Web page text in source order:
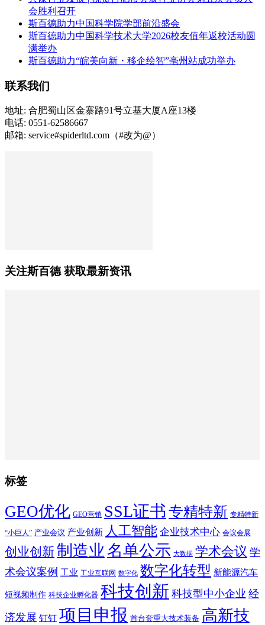
会胜利召开
斯百德助力中国科学院学部前沿盛会
斯百德助力中国科学技术大学2026校友值年返校活动圆
满举办
斯百德助力“皖美向新・移企绘智”亳州站成功举办
联系我们
地址: 合肥蜀山区金寨路91号立基大厦A座13楼
电话: 0551-62586667
邮箱: service#spiderltd.com（#改为@）
关注斯百德 获取最新资讯
标签
GEO优化 GEO营销 SSL证书 专精特新 专精特新
“小巨人” 产业会议 产业创新 人工智能 企业技术中心 会议会展
创业创新制造业 名单公示 大数据 学术会议 学
术会议案例 工业 工业互联网 数字化 数字化转型 新能源汽车
短视频制作 科技企业孵化器 科技创新 科技型中小企业 经
济发展 钉钉 项目申报 首台套重大技术装备 高新技